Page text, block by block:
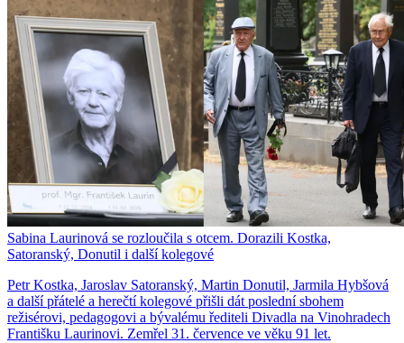
Sabina Laurinová se rozloučila s otcem. Dorazili Kostka,
Satoranský, Donutil i další kolegové
Petr Kostka, Jaroslav Satoranský, Martin Donutil, Jarmila Hybšová
a další přátelé a herečtí kolegové přišli dát poslední sbohem
režisérovi, pedagogovi a bývalému řediteli Divadla na Vinohradech
Františku Laurinovi. Zemřel 31. července ve věku 91 let.